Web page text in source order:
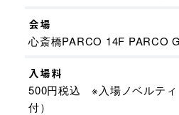
会場
心斎橋PARCO 14F PARCO
入場料
500円税込 ※入場ノベルティ
付）​